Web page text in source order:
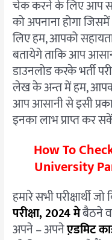
चेक करने के लिए आप
को अपनाना होगा
लिए हम, आपको सहायता
बतायेगे ताकि आप
डाउनलोड करके भर्ती
लेख के अन्त में हम,
आप आसानी से इसी
इनका लाभ प्राप्त कर
How To
University
हमारे सभी परीक्षार्थी
परीक्षा, 2024 मेबैठने
अपने – अपनेए़डमिट